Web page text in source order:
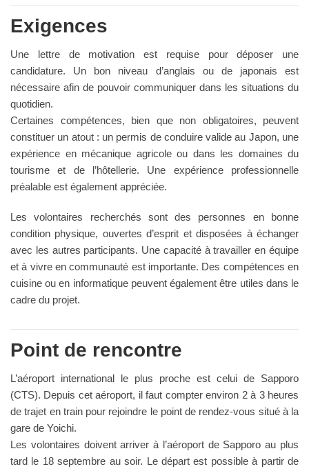
Exigences
Une lettre de motivation est requise pour déposer une
candidature. Un bon niveau d’anglais ou de japonais est
nécessaire afin de pouvoir communiquer dans les situations du
quotidien.
Certaines compétences, bien que non obligatoires, peuvent
constituer un atout : un permis de conduire valide au Japon, une
expérience en mécanique agricole ou dans les domaines du
tourisme et de l’hôtellerie. Une expérience professionnelle
préalable est également appréciée.
Les volontaires recherchés sont des personnes en bonne
condition physique, ouvertes d’esprit et disposées à échanger
avec les autres participants. Une capacité à travailler en équipe
et à vivre en communauté est importante. Des compétences en
cuisine ou en informatique peuvent également être utiles dans le
cadre du projet.
Point de rencontre
L’aéroport international le plus proche est celui de Sapporo
(CTS). Depuis cet aéroport, il faut compter environ 2 à 3 heures
de trajet en train pour rejoindre le point de rendez-vous situé à la
gare de Yoichi.
Les volontaires doivent arriver à l’aéroport de Sapporo au plus
tard le 18 septembre au soir. Le départ est possible à partir de